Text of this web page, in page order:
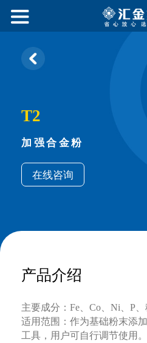
T2
加强合金粉
在线咨询
产品介绍
主要成分：Fe、Co、Ni、P
适用范围：作为基础粉末添
工具，用户可自行调节使用。